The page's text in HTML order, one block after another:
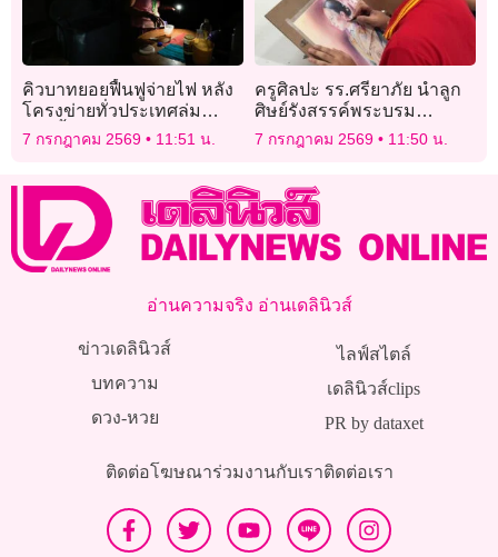
คิวบาทยอยฟื้นฟูจ่ายไฟ หลัง
โครงข่ายทั่วประเทศล่ม
ตอกย้ำวิกฤติพลังงาน
7 กรกฎาคม 2569 11:51 น.
ครูศิลปะ รร.ศรียาภัย นำลูก
ศิษย์รังสรรค์พระบรม
สาทิสลักษณ์ “พระองค์ภา”
7 กรกฎาคม 2569 11:50 น.
อ่านความจริง อ่านเดลินิวส์
ข่าวเดลินิวส์
บทความ
ดวง-หวย
ไลฟ์สไตล์
เดลินิวส์clips
PR by dataxet
ติดต่อโฆษณาร่วมงานกับเราติดต่อเรา